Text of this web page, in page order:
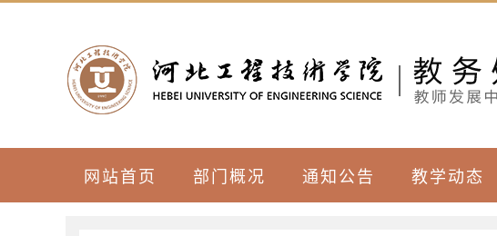
网站首页 部门概况 通知公告 教学动态